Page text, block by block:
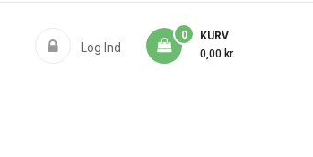
Log Ind
KURV
0
0,00 kr.